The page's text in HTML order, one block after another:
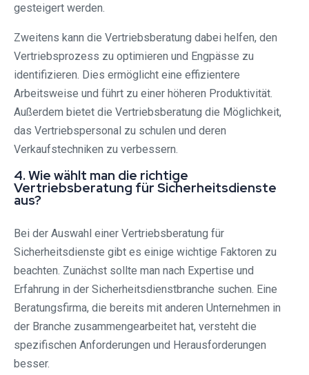
gesteigert werden.
Zweitens kann die Vertriebsberatung dabei helfen, den
Vertriebsprozess zu optimieren und Engpässe zu
identifizieren. Dies ermöglicht eine effizientere
Arbeitsweise und führt zu einer höheren Produktivität.
Außerdem bietet die Vertriebsberatung die Möglichkeit,
das Vertriebspersonal zu schulen und deren
Verkaufstechniken zu verbessern.
4. Wie wählt man die richtige
Vertriebsberatung für Sicherheitsdienste
aus?
Bei der Auswahl einer Vertriebsberatung für
Sicherheitsdienste gibt es einige wichtige Faktoren zu
beachten. Zunächst sollte man nach Expertise und
Erfahrung in der Sicherheitsdienstbranche suchen. Eine
Beratungsfirma, die bereits mit anderen Unternehmen in
der Branche zusammengearbeitet hat, versteht die
spezifischen Anforderungen und Herausforderungen
besser.